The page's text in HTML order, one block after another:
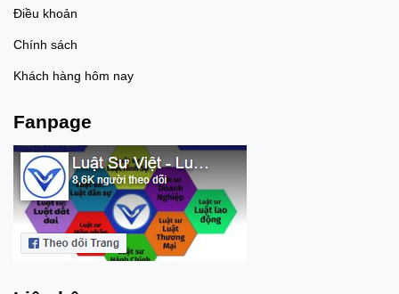
Điều khoản
Chính sách
Khách hàng hôm nay
Fanpage